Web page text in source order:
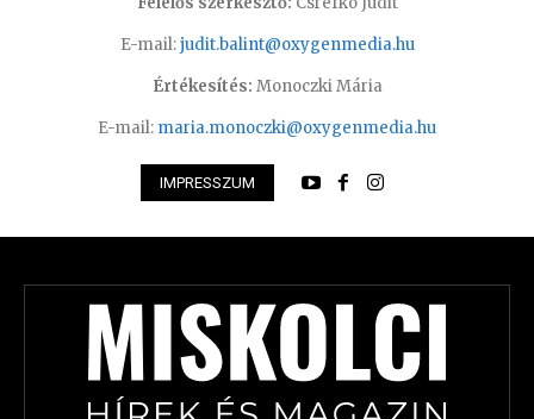
E-mail:judit.balint@oxygenmedia.hu
Értékesítés: Monoczki Mária
E-mail: maria.monoczki@oxygenmedia.hu
IMPRESSZUM